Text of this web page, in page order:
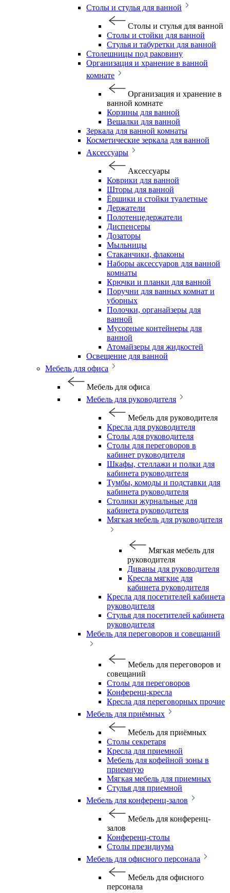
Столы и стулья для ванной
Столы и стулья для ванной
Столы и стойки для ванной
Стулья и табуретки для ванной
Столешницы под раковину
Организация и хранение в ванной
комнате
Организация и хранение в
ванной комнате
Корзины для ванной
Вешалки для ванной
Зеркала для ванной комнаты
Косметические зеркала для ванной
Аксессуары
Аксессуары
Коврики для ванной
Шторы для ванной
Ёршики и стойки туалетные
Держатели
Полотенцедержатели
Диспенсеры
Дозаторы
Мыльницы
Стаканчики, флаконы
Наборы аксессуаров для ванной
комнаты
Крючки и планки для ванной
Поручни для ванных комнат и
уборных
Полочки, органайзеры для
ванной
Мусорные контейнеры для
ванной
Атомайзеры для жидкостей
Освещение для ванной
Мебель для офиса
Мебель для офиса
Мебель для руководителя
Мебель для руководителя
Кресла для руководителя
Столы для руководителя
Столы для переговоров в
кабинет руководителя
Шкафы, стеллажи и полки для
кабинета руководителя
Тумбы, комоды и подставки для
кабинета руководителя
Столики журнальные для
кабинета руководителя
Мягкая мебель для руководителя
Мягкая мебель для
руководителя
Диваны для руководителя
Кресла мягкие для
кабинета руководителя
Кресла для посетителей кабинета
руководителя
Стулья для посетителей кабинета
руководителя
Мебель для переговоров и совещаний
Мебель для переговоров и
совещаний
Столы для переговоров
Конференц-кресла
Кресла для переговорных прочие
Мебель для приёмных
Мебель для приёмных
Столы секретаря
Кресла для приемной
Мебель для кофейной зоны в
приемную
Мягкая мебель для приемных
Стулья для приемной
Мебель для конференц-залов
Мебель для конференц-
залов
Конференц-столы
Столы президиума
Мебель для офисного персонала
Мебель для офисного
персонала